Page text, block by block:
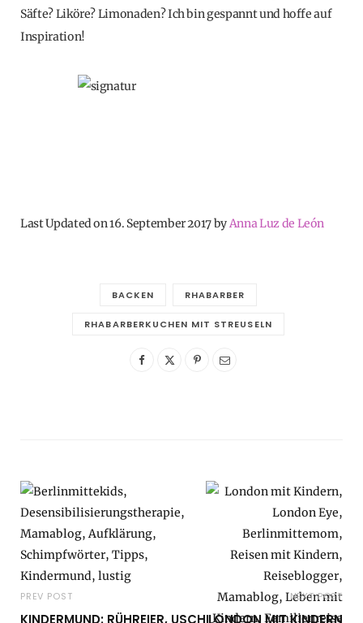
Säfte? Liköre? Limonaden? Ich bin gespannt und hoffe auf
Inspiration!
Last Updated on 16. September 2017 byAnna Luz de León
BACKEN RHABARBER
RHABARBERKUCHEN MIT STREUSELN
PREV POST
KINDERMUND: RÜHREIER, USCHI
NEXT POST
LONDON MIT KINDERN